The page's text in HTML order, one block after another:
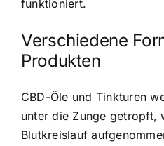
funktioniert.
Verschiedene
Produkten
CBD-Öle und Tinkturen
unter die Zunge getropft,
Blutkreislauf